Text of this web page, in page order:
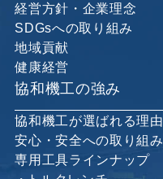
経営方針・企業理念
SDGsへの取り組み
地域貢献
健康経営
協和機工の強み
協和機工が選ばれる理由
安心・安全への取り組み
専用工具ラインナップ